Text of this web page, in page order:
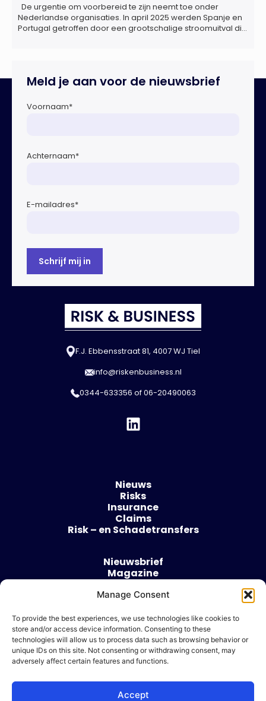
Manage Consent
To provide the best experiences, we use technologies like cookies to
store and/or access device information. Consenting to these
technologies will allow us to process data such as browsing behavior or
unique IDs on this site. Not consenting or withdrawing consent, may
adversely affect certain features and functions.
Accept
De urgentie om voorbereid te zijn neemt toe onder
Nederlandse organisaties. In april 2025 werden Spanje en
Portugal getroffen door een grootschalige stroomuitval die
noodaggregaten.Begin dit jaar vond […]
Meld je aan voor de nieuwsbrief
Voornaam*
Achternaam*
E-mailadres*
F.J. Ebbensstraat 81, 4007 WJ Tiel
info@riskenbusiness.nl
0344-633356 of06-20490063
Nieuws
Risks
Insurance
Claims
Risk – en Schadetransfers
Nieuwsbrief
Magazine
Over
Algemene voorwaarden
Cookie beleid
Ik wil adverteren